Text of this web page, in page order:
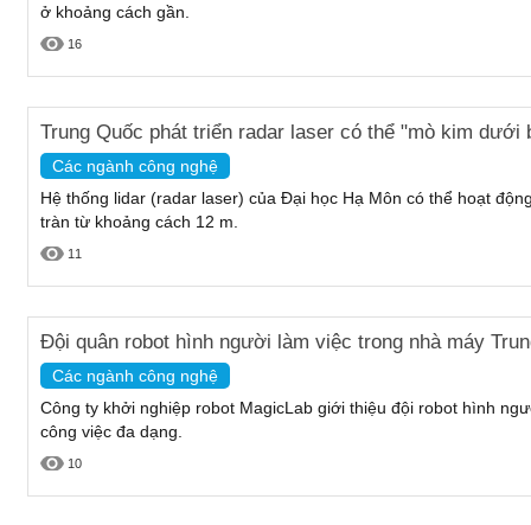
ở khoảng cách gần.
16
Trung Quốc phát triển radar laser có thể "mò kim dưới
Các ngành công nghệ
Hệ thống lidar (radar laser) của Đại học Hạ Môn có thể hoạt
tràn từ khoảng cách 12 m.
11
Đội quân robot hình người làm việc trong nhà máy
Các ngành công nghệ
Công ty khởi nghiệp robot MagicLab giới thiệu đội robot hình
công việc đa dạng.
10